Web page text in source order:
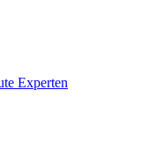
Experten